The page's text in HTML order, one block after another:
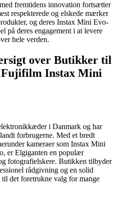
fremtidens innovation fortsætter
respekterede og elskede mærker
og deres Instax Mini Evo-
på deres engagement i at levere
hele verden.
over Butikker til
Instax Mini
i Danmark og har
forbrugerne. Med et bredt
kameraer som Instax Mini
er Elgiganten en populær
fotografielskere. Butikken tilbyder
rådgivning og en solid
det foretrukne valg for mange